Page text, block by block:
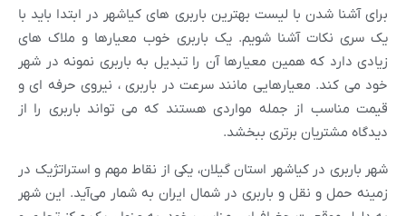
برای آشنا شدن با لیست بهترین باربری های کیاشهر در ابتدا باید با
یک سری نکات آشنا شویم. یک باربری خوب معیارها و ملاک های
زیادی دارد که همین معیارها آن را تبدیل به باربری نمونه در شهر
خود می کند. معیارهایی مانند سرعت در باربری ، نیروی حرفه ای و
قیمت مناسب از جمله مواردی هستند که می تواند باربری را از
دیدگاه مشتریان برتری ببخشد.
شهر باربری در کیاشهر استان گیلان، یکی از نقاط مهم و استراتژیک در
زمینه حمل و نقل و باربری در شمال ایران به شمار می‌آید. این شهر